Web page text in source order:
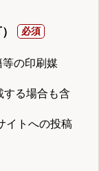
の印刷媒
する場合も含
イトへの投稿